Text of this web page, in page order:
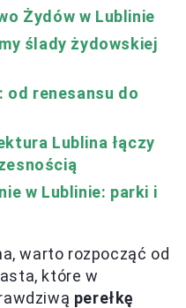
Żydów w Lublinie
ślady żydowskiej
renesansu do
Lublina łączy
w Lublinie: parki i
warto rozpocząć od
które w
perełkę